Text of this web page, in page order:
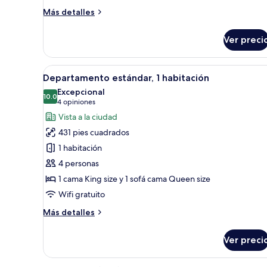
Más detalles
Más
superior,
habitación
Ver
Abrir
todas
las
fotos
de
Departamento
estándar,
1
habitación
Una cama bien hecha con
12
Departamento estándar, 1 habitación
10.010.0 de 10
Excepcional
4 opiniones
(4
opiniones)
Vista a la ciudad
431 pies cuadrados
1 habitación
4 personas
1 cama King size y 1 sofá cama Queen size
Wifi gratuito
Más detalles
Más
estándar,
Ver